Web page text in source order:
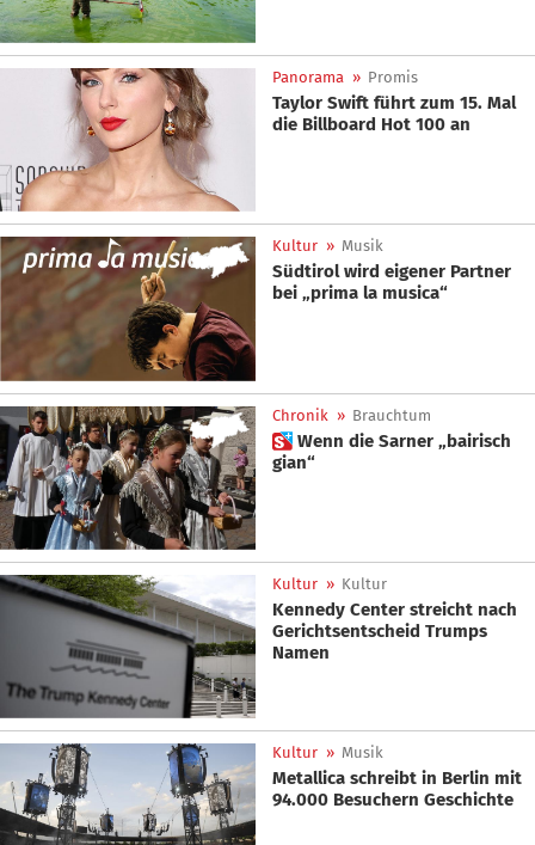
Panorama » Promis
Taylor Swift führt zum 15. Mal
die Billboard Hot 100 an
Kultur » Musik
Südtirol wird eigener Partner
bei „prima la musica“
Chronik » Brauchtum
 Wenn die Sarner „bairisch
gian“
Kultur » Kultur
Kennedy Center streicht nach
Gerichtsentscheid Trumps
Namen
Kultur » Musik
Metallica schreibt in Berlin mit
94.000 Besuchern Geschichte